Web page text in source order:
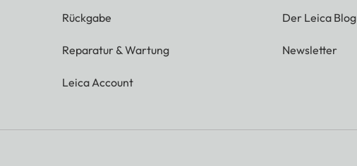
Rückgabe
Reparatur & Wartung
Leica Account
Der Leica Blog
Newsletter